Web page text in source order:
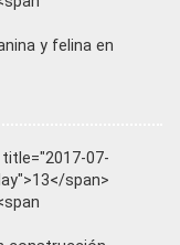
y felina en
07-
span>